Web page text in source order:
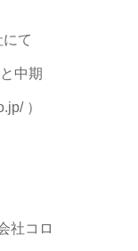
て
中期
）
社コロ